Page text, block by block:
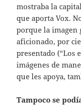
mostraba la
que aporta Vox.
porque la imagen
aficionado, por
presentado (“Los
imágenes de
que les apoya,
Tampoco se